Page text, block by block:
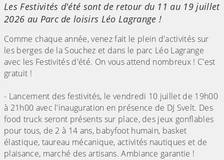
Les Festivités d'été sont de retour du 11 au 19 juillet
2026 au Parc de loisirs Léo Lagrange !
Comme chaque année, venez fait le plein d'activités sur
les berges de la Souchez et dans le parc Léo Lagrange
avec les Festivités d'été. On vous attend nombreux ! C'est
gratuit !
- Lancement des festivités, le vendredi 10 juillet de 19h00
à 21h00 avec l'inauguration en présence de DJ Svelt. Des
food truck seront présents sur place, des jeux gonflables
pour tous, de 2 à 14 ans, babyfoot humain, basket
élastique, taureau mécanique, activités nautiques et de
plaisance, marché des artisans. Ambiance garantie !